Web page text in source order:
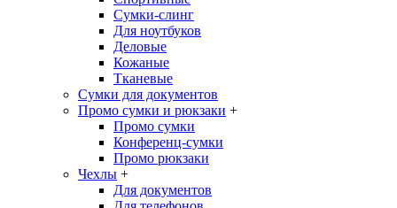
Сумки-слинг
Для ноутбуков
Деловые
Кожаные
Тканевые
Сумки для документов
Промо сумки и рюкзаки +
Промо сумки
Конференц-сумки
Промо рюкзаки
Чехлы +
Для документов